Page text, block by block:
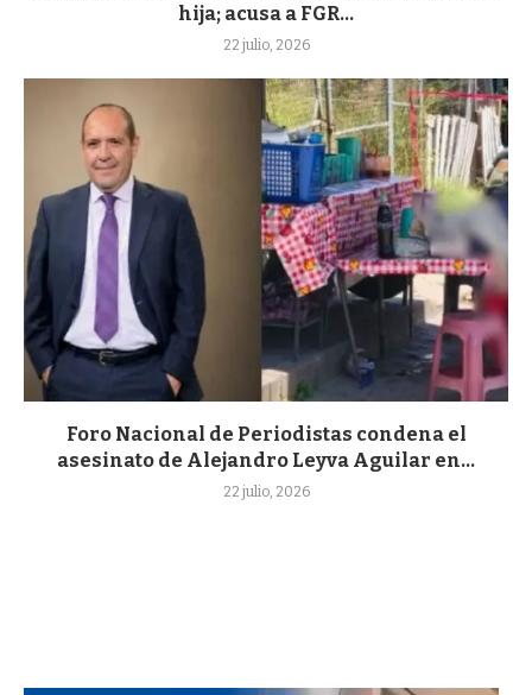
hija; acusa a FGR...
22 julio, 2026
Foro Nacional de Periodistas condena el
asesinato de Alejandro Leyva Aguilar en...
22 julio, 2026